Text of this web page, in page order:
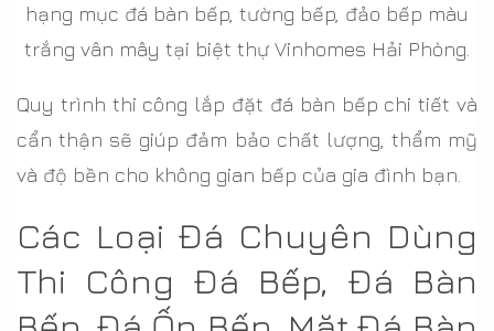
hạng mục đá bàn bếp, tường bếp, đảo bếp màu
trắng vân mây tại biệt thự Vinhomes Hải Phòng.
Quy trình thi công lắp đặt đá bàn bếp chi tiết và
cẩn thận sẽ giúp đảm bảo chất lượng, thẩm mỹ
và độ bền cho không gian bếp của gia đình bạn.
Các Loại Đá Chuyên Dùng
Thi Công Đá Bếp, Đá Bàn